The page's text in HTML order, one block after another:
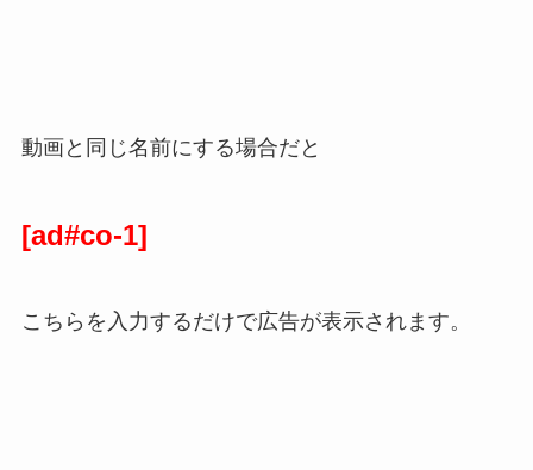
動画と同じ名前にする場合だと
[ad#co-1]
こちらを入力するだけで広告が表示されます。